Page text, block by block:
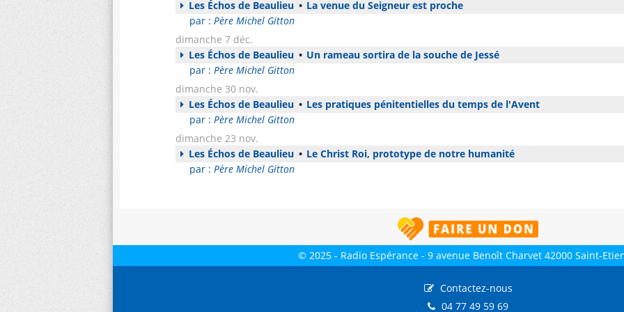
Les Échos de Beaulieu • La venue du Seigneur est proche
par : Père Michel Gitton
dimanche 7 déc.
Les Échos de Beaulieu • Un rameau sortira de la souche de Jessé
par : Père Michel Gitton
dimanche 30 nov.
Les Échos de Beaulieu • Les pratiques pénitentielles du temps de l'Avent
par : Père Michel Gitton
dimanche 23 nov.
Les Échos de Beaulieu • Le Christ Roi, prototype de notre humanité
par : Père Michel Gitton
© 2025 - Radio Espérance - 9 avenue Benoît Charvet 42000 Saint-
Contactez-nous
04 77 49 59 69